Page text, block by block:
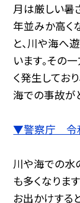
月は厳しい暑
年並みか高く
と、川や海へ
います。その
く発生してお
海での事故が
▼警察庁 令
川や海での水
も多くなりま
お出かけする